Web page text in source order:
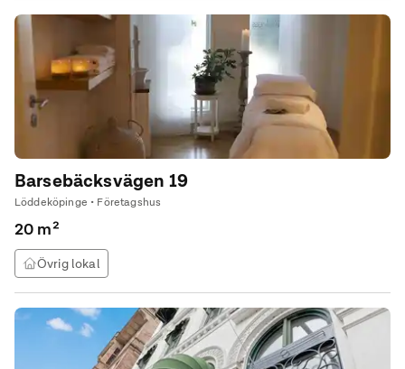
Barsebäcksvägen 19
Löddeköpinge • Företagshus
20 m²
Övrig lokal